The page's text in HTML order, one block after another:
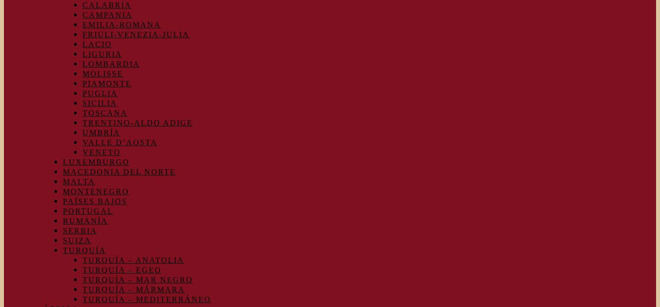
CALABRIA
CAMPANIA
EMILIA-ROMANA
FRIULI-VENEZIA-JULIA
LACIO
LIGURIA
LOMBARDIA
MOLISSE
PIAMONTE
PUGLIA
SICILIA
TOSCANA
TRENTINO-ALDO ADIGE
UMBRÍA
VALLE D’AOSTA
VENETO
LUXEMBURGO
MACEDONIA DEL NORTE
MALTA
MONTENEGRO
PAÍSES BAJOS
PORTUGAL
RUMANÍA
SERBIA
SUIZA
TURQUÍA
TURQUÍA – ANATOLIA
TURQUÍA – EGEO
TURQUÍA – MAR NEGRO
TURQUÍA – MÁRMARA
TURQUÍA – MEDITERRÁNEO